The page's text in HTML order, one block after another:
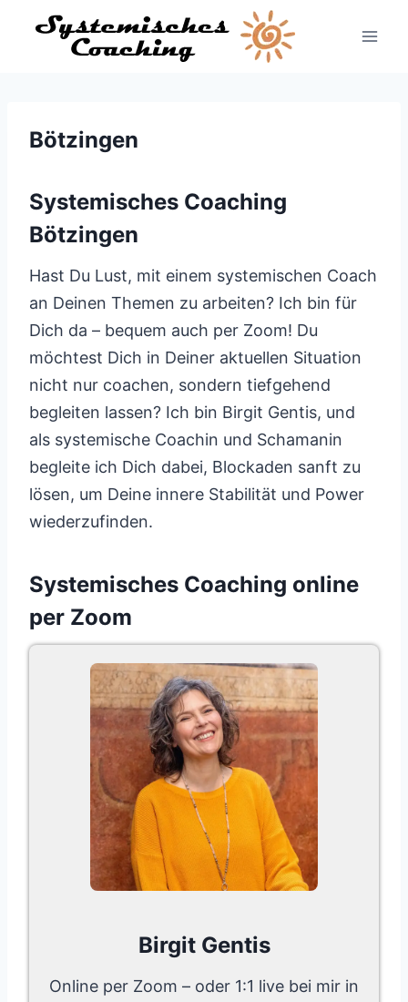
Inhalt
Bötzingen
Systemisches Coaching
Bötzingen
Hast Du Lust, mit einem systemischen Coach
an Deinen Themen zu arbeiten? Ich bin für
Dich da – bequem auch per Zoom! Du
möchtest Dich in Deiner aktuellen Situation
nicht nur coachen, sondern tiefgehend
begleiten lassen? Ich bin Birgit Gentis, und
als systemische Coachin und Schamanin
begleite ich Dich dabei, Blockaden sanft zu
lösen, um Deine innere Stabilität und Power
wiederzufinden.
Systemisches Coaching online
per Zoom
Birgit Gentis
Online per Zoom – oder 1:1 live bei mir in